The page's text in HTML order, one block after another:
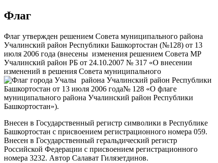
Флаг
Флаг утвержден решением Совета муниципального района
Учалинский район Республики Башкортостан (№128) от 13
июля 2006 года (внесены изменения решением Совета МР
Учалинский район РБ от 24.10.2007 № 317 «О внесении
изменений в решения Совета муниципального
района Учалинский район Республики
Башкортостан от 13 июля 2006 года№ 128 «О флаге
муниципального района Учалинский район Республики
Башкортостан»).
Внесен в Государственный регистр символики в Республике
Башкортостан с присвоением регистрационного номера 059.
Внесен в Государственный геральдический регистр
Российской Федерации с присвоением регистрационного
номера 3232. Автор Салават Гилязетдинов.